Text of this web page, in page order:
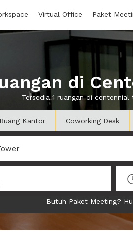
Virtual Office Paket
di
Tersedia 1 ruangan di
Ruang Kantor Coworking Desk
Butuh Paket Meeting?